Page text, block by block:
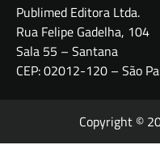
Publimed Editora Ltda.
Rua Felipe Gadelha, 104
Sala 55 – Santana
CEP: 02012-120 – São
Copyright ©